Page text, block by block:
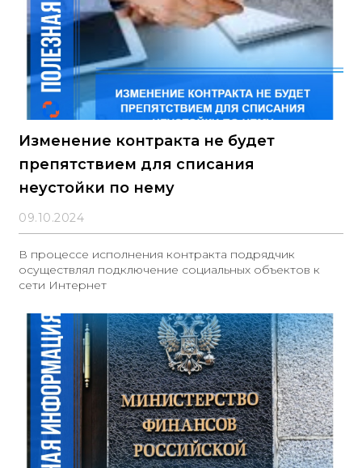
Изменение контракта не будет
препятствием для списания
неустойки по нему
09.10.2024
В процессе исполнения контракта подрядчик
осуществлял подключение социальных объектов к
сети Интернет